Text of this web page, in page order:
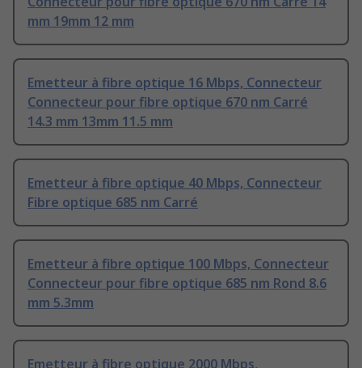
mm 19mm 12 mm
Emetteur à fibre optique 16 Mbps, Connecteur
Connecteur pour fibre optique 670 nm Carré
14.3 mm 13mm 11.5 mm
Emetteur à fibre optique 40 Mbps, Connecteur
Fibre optique 685 nm Carré
Emetteur à fibre optique 100 Mbps, Connecteur
Connecteur pour fibre optique 685 nm Rond 8.6
mm 5.3mm
Emetteur à fibre optique 2000 Mbps,